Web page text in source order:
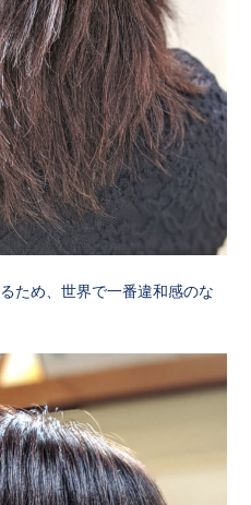
ため、世界で一番違和感のな